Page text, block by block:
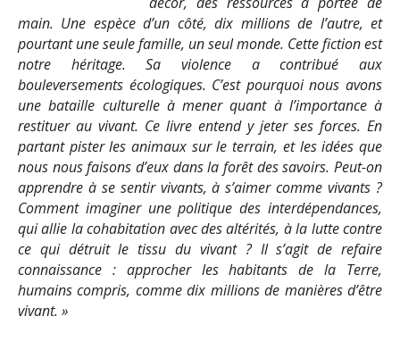
main. Une espèce d’un côté, dix millions de l’autre, et
pourtant une seule famille, un seul monde. Cette fiction est
notre héritage. Sa violence a contribué aux
bouleversements écologiques. C’est pourquoi nous avons
une bataille culturelle à mener quant à l’importance à
restituer au vivant. Ce livre entend y jeter ses forces. En
partant pister les animaux sur le terrain, et les idées que
nous nous faisons d’eux dans la forêt des savoirs. Peut-on
apprendre à se sentir vivants, à s’aimer comme vivants ?
Comment imaginer une politique des interdépendances,
qui allie la cohabitation avec des altérités, à la lutte contre
ce qui détruit le tissu du vivant ? Il s’agit de refaire
connaissance : approcher les habitants de la Terre,
humains compris, comme dix millions de manières d’être
vivant. »